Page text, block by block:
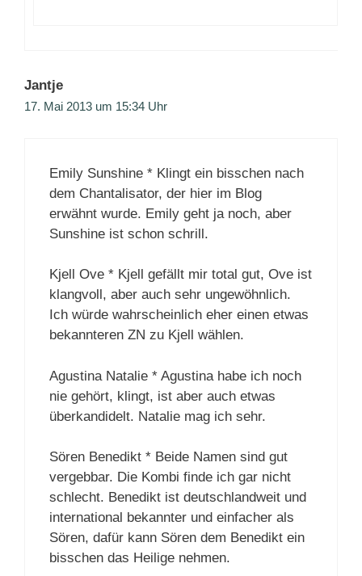
Jantje
17. Mai 2013 um 15:34 Uhr
Emily Sunshine * Klingt ein bisschen nach
dem Chantalisator, der hier im Blog
erwähnt wurde. Emily geht ja noch, aber
Sunshine ist schon schrill.
Kjell Ove * Kjell gefällt mir total gut, Ove ist
klangvoll, aber auch sehr ungewöhnlich.
Ich würde wahrscheinlich eher einen etwas
bekannteren ZN zu Kjell wählen.
Agustina Natalie * Agustina habe ich noch
nie gehört, klingt, ist aber auch etwas
überkandidelt. Natalie mag ich sehr.
Sören Benedikt * Beide Namen sind gut
vergebbar. Die Kombi finde ich gar nicht
schlecht. Benedikt ist deutschlandweit und
international bekannter und einfacher als
Sören, dafür kann Sören dem Benedikt ein
bisschen das Heilige nehmen.